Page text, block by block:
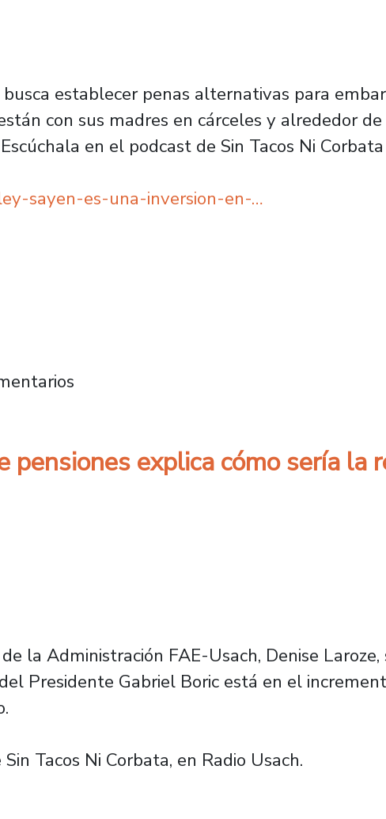
establecer penas alternativas para
con sus madres en cárceles y alrededor
en el podcast de Sin Tacos Ni
sayen-es-una-inversion-en-…
Sayen: “es una inversión en reinserción y
pensiones explica cómo sería la
la Administración FAE-Usach, Denise
Presidente Gabriel Boric está en el
Tacos Ni Corbata, en Radio Usach.